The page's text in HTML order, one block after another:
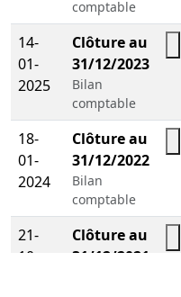
comptable
14-
01-
2025
Clôture au
31/12/2023
Bilan
comptable
18-
01-
2024
Clôture au
31/12/2022
Bilan
comptable
21-
10-
Clôture au
31/12/2021